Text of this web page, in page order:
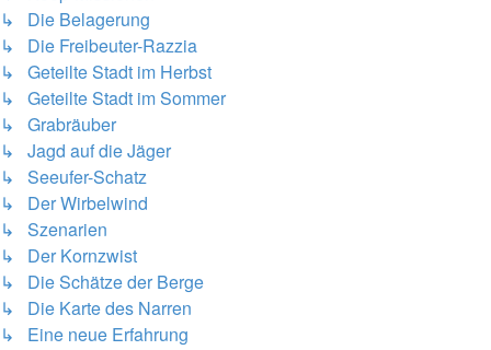
↳ Die Belagerung
↳ Die Freibeuter-Razzia
↳ Geteilte Stadt im Herbst
↳ Geteilte Stadt im Sommer
↳ Grabräuber
↳ Jagd auf die Jäger
↳ Seeufer-Schatz
↳ Der Wirbelwind
↳ Szenarien
↳ Der Kornzwist
↳ Die Schätze der Berge
↳ Die Karte des Narren
↳ Eine neue Erfahrung